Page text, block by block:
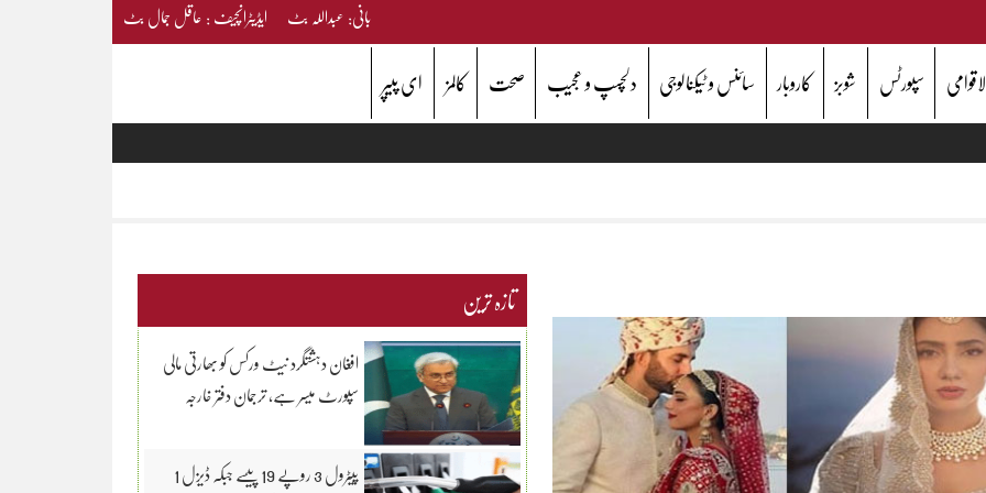
بانی: عبداللہ بٹ ایڈیٹرانچیف : عاقل جمال بٹ
سپورٹس شوبز کاروبار سائنس و ٹیکنالوجی دلچسپ و عجیب صحت کالمز ای پیپر
تازہ ترین
افغان دہشتگرد نیٹ ورکس کو بھارتی مالی
سپورٹ میسر ہے، ترجمان دفتر خارجہ
پیٹرول 3 روپے 19 پیسے جبکہ ڈیزل 1